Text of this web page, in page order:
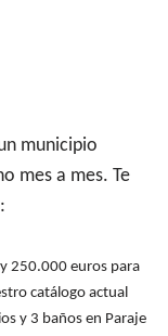
municipio
mes a mes. Te
250.000 euros para
catálogo actual
y 3 baños en Paraje